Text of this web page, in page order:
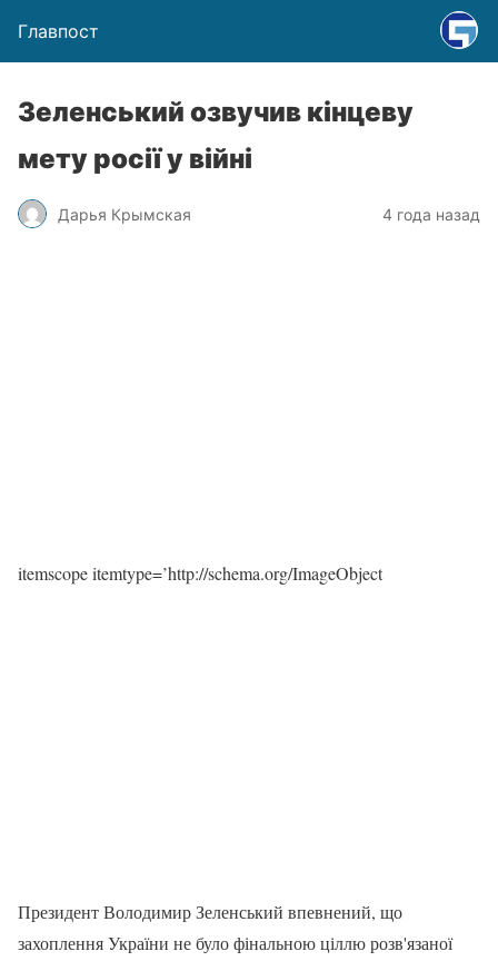
Главпост
Зеленський озвучив кінцеву
мету росії у війні
Дарья Крымская 4 года назад
itemscope itemtype=’http://schema.org/ImageObject
Президент Володимир Зеленський впевнений, що
захоплення України не було фінальною ціллю розв'язаної